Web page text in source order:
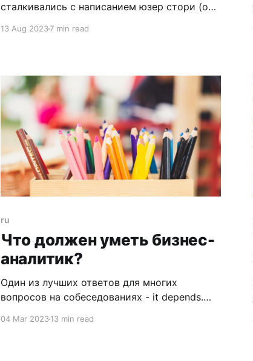
сталкивались с написанием юзер стори (они
на каждом интервью бизнес-аналитика, на
стори типа: 1. Пишешь ли ты юзер стори? 2.
Приведи пример юзер стори. 3. Как
разбивать юзер
13 Aug 20237 min read
ru
Что должен уметь бизнес-
аналитик?
Один из лучших ответов для многих
вопросов на собеседованиях - it depends.
04 Mar 202313 min read